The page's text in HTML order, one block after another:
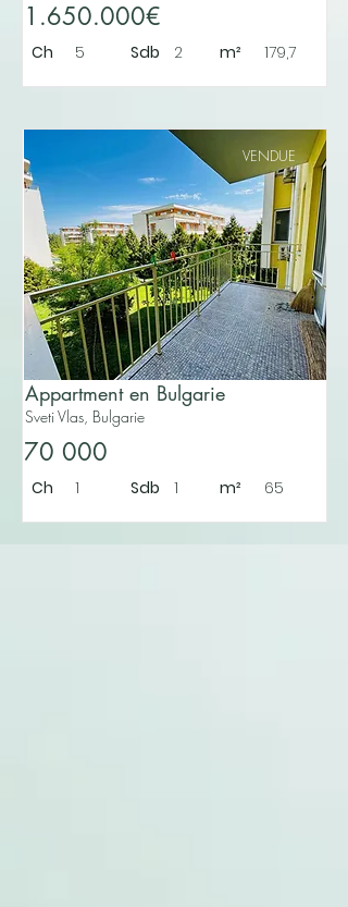
1.650.000€
Ch 5 Sdb 2 m² 179,7
VENDUE
Appartment en Bulgarie
Sveti Vlas, Bulgarie
70 000
Ch 1 Sdb 1 m² 65